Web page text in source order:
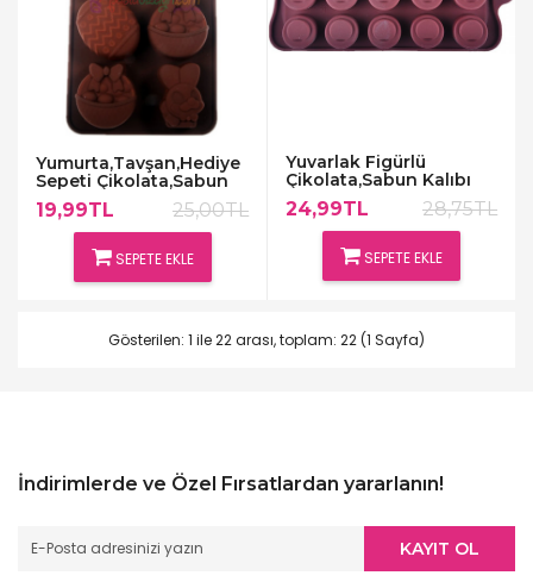
Yumurta,Tavşan,Hediye
Sepeti Çikolata,Sabun
Kalıpları
19,99TL 25,00TL
SEPETE EKLE
Yuvarlak Figürlü
Çikolata,Sabun Kalıbı
24,99TL 28,75TL
SEPETE EKLE
Gösterilen: 1 ile 22 arası, toplam: 22 (1 Sayfa)
İndirimlerde ve Özel Fırsatlardan yararlanın!
KAYIT OL